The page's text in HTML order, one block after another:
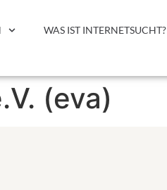
WAS IST INTERNETSUCHT?
(eva)